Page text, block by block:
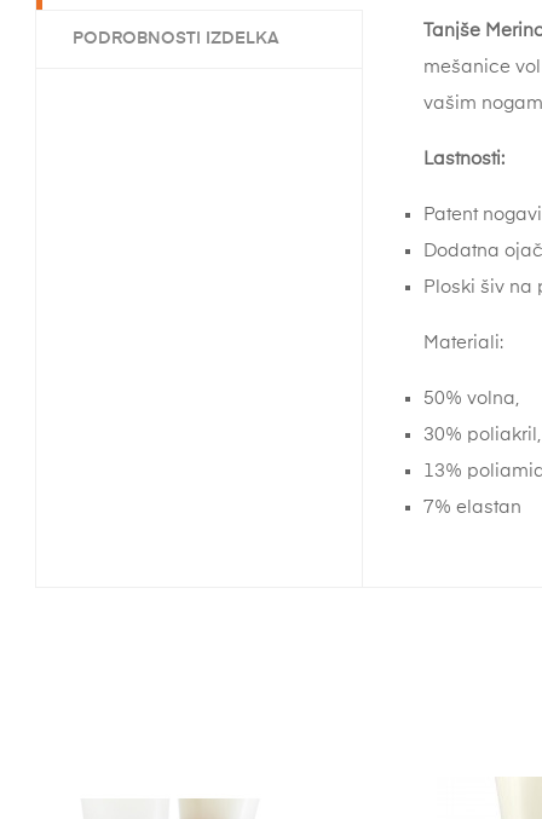
PODROBNOSTI IZDELKA
Tanjše
mešanice
vašim
Lastnosti:
Patent
Dodatna
Ploski šiv na
Materiali:
50% volna,
30% poliakril,
13%
7% elastan